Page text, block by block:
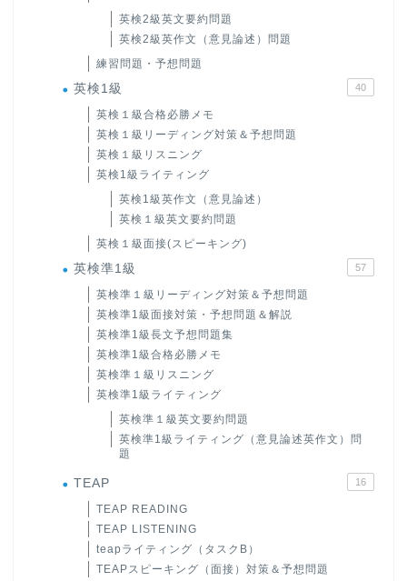
英検2級英文要約問題
英検2級英作文（意見論述）問題
練習問題・予想問題
英検1級 40
英検１級合格必勝メモ
英検１級リーディング対策＆予想問題
英検１級リスニング
英検1級ライティング
英検1級英作文（意見論述）
英検１級英文要約問題
英検１級面接(スピーキング)
英検準1級 57
英検準１級リーディング対策＆予想問題
英検準1級面接対策・予想問題＆解説
英検準1級長文予想問題集
英検準1級合格必勝メモ
英検準１級リスニング
英検準1級ライティング
英検準１級英文要約問題
英検準1級ライティング（意見論述英作文）問
題
TEAP 16
TEAP READING
TEAP LISTENING
teapライティング（タスクB）
TEAPスピーキング（面接）対策＆予想問題